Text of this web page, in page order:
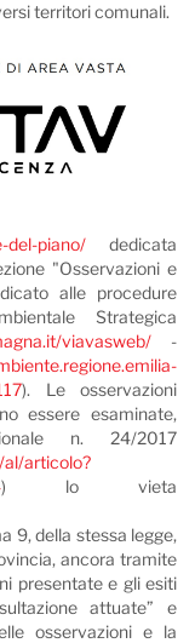
territori comunali.
del-piano/ dedicata
"Osservazioni e
alle procedure
Strategica
viavasweb/ -
). Le osservazioni
essere esaminate,
n. 24/2017
articolo?
) lo vieta
9, della stessa legge,
ancora tramite
presentate e gli esiti
attuate” e
osservazioni e la